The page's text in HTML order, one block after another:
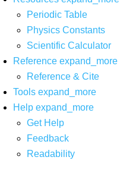
Periodic Table
Physics Constants
Scientific Calculator
Reference expand_more
Reference & Cite
Tools expand_more
Help expand_more
Get Help
Feedback
Readability